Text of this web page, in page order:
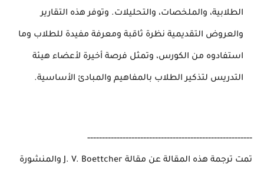
الطلابية، والملخصات، والتحليلات. وتوفر هذه التقارير
والعروض التقديمية نظرة ثاقبة ومعرفة مفيدة للطلاب وما
استفادوه من الكورس، وتمثل فرصة أخيرة لأعضاء هيئة
التدريس لتذكير الطلاب بالمفاهيم والمبادئ الأساسية.
--------------------------------------------------------
تمت ترجمة هذه المقالة عن مقالة J. V. Boettcher والمنشورة